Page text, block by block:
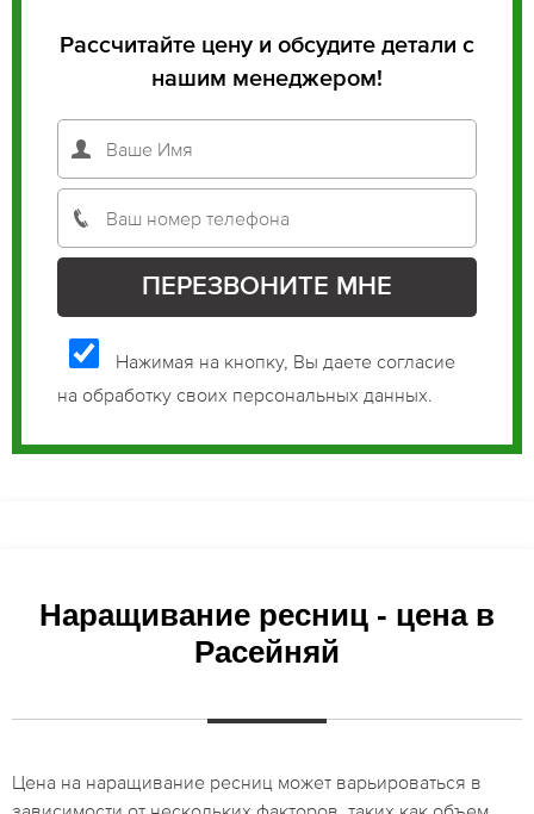
Рассчитайте цену и обсудите детали с
нашим менеджером!
Нажимая на кнопку, Вы даете согласие
на обработку своих персональных данных.
Наращивание ресниц - цена в
Расейняй
Цена на наращивание ресниц может варьироваться в